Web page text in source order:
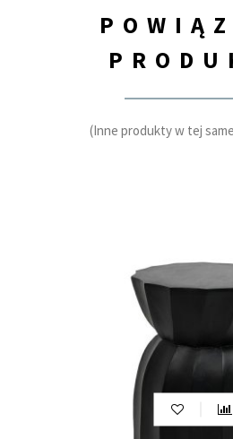
(Inne produkty w tej